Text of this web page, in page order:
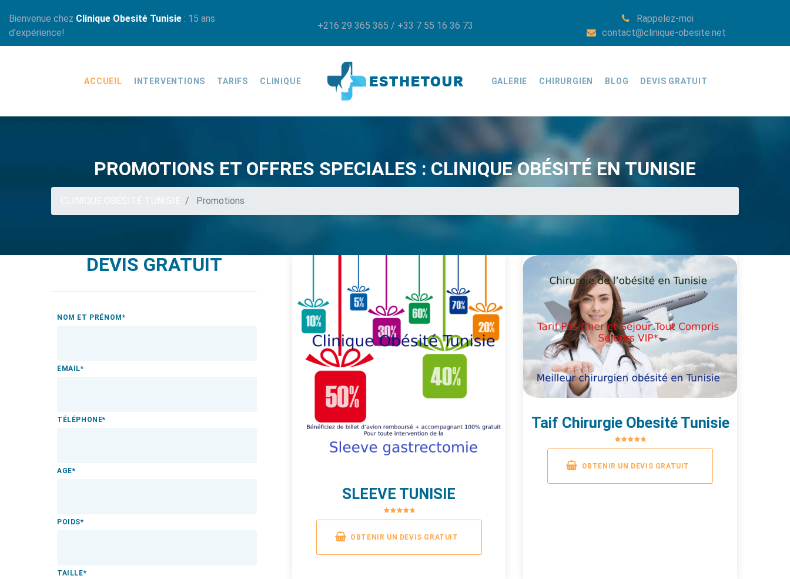
Bienvenue chez Clinique Obesité Tunisie : 15 ans
d'expérience!
+216 29 365 365 / +33 7 55 16 36 73
Rappelez-moi
contact@clinique-obesite.net
ACCUEIL INTERVENTIONS TARIFS CLINIQUE GALERIE CHIRURGIEN BLOG DEVIS GRATUIT
PROMOTIONS ET OFFRES SPECIALES : CLINIQUE OBÉSITÉ EN TUNISIE
Promotions
SLEEVE TUNISIE
OBTENIR UN DEVIS GRATUIT
Taif Chirurgie Obesité Tunisie
OBTENIR UN DEVIS GRATUIT
DEVIS GRATUIT
NOM ET PRÉNOM *
EMAIL*
TÉLÉPHONE*
AGE*
POIDS*
TAILLE*